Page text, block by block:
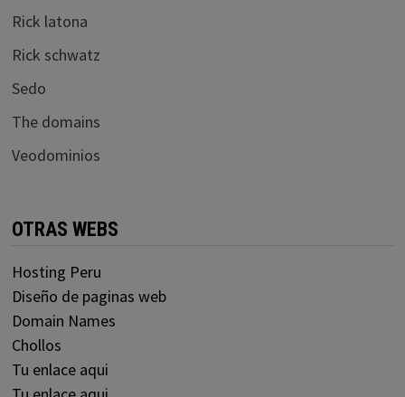
Rick latona
Rick schwatz
Sedo
The domains
Veodominios
OTRAS WEBS
Hosting Peru
Diseño de paginas web
Domain Names
Chollos
Tu enlace aqui